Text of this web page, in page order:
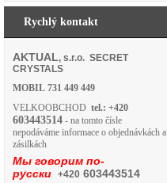
Rychlý kontakt
AKTUAL, s.r.o. SECRET
CRYSTALS
MOBIL 731 449 449
VELKOOBCHOD tel.: +420
603443514 - na tomto čísle
nepodáváme informace o objednávkách a
zásilkách
Мы говорим по-
русски +420 603443514